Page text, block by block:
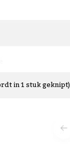
in 1 stuk geknipt)